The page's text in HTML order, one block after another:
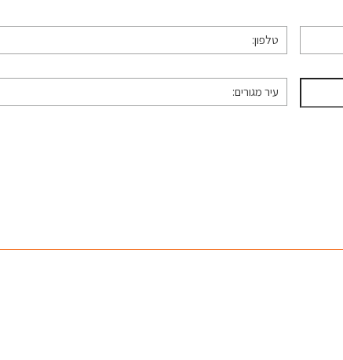
טלפון *
עיר
מגורים